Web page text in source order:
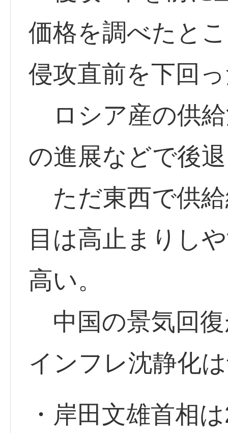
価格を調べたと
侵攻直前を下回
ロシア産の供
の進展などで後
ただ東西で供
目は高止まりし
高い。
中国の景気回
インフレ沈静化
・岸田文雄首相